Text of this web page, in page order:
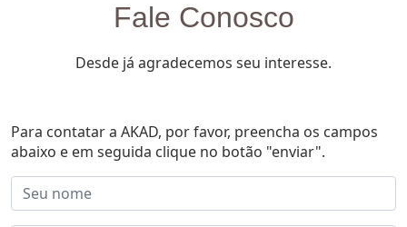
Fale Conosco
Desde já agradecemos seu interesse.
Para contatar a AKAD, por favor, preencha os campos
abaixo e em seguida clique no botão "enviar".